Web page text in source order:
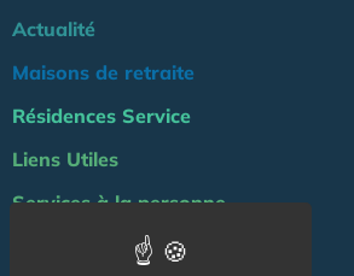
Actualité
Maisons de retraite
Résidences Service
Liens Utiles
Services à la personne
Logement Senior